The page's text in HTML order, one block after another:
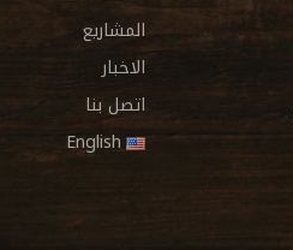
المشاريع
الاخبار
اتصل بنا
English